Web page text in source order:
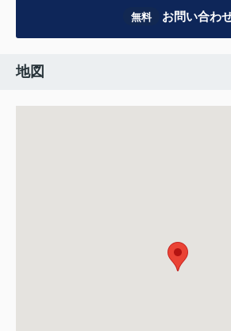
無料 お問い合わ
地図